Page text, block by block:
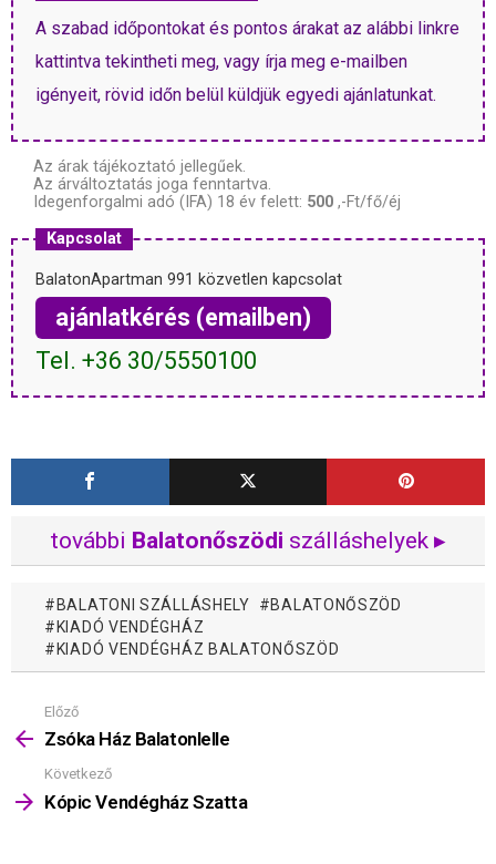
A szabad időpontokat és pontos árakat az alábbi linkre
kattintva tekintheti meg, vagy írja meg e-mailben
igényeit, rövid időn belül küldjük egyedi ajánlatunkat.
Az árak tájékoztató jellegűek.
Az árváltoztatás joga fenntartva.
Idegenforgalmi adó (IFA) 18 év felett: 500 ,-Ft/fő/éj
Kapcsolat
BalatonApartman 991 közvetlen kapcsolat
ajánlatkérés (emailben)
Tel. +36 30/5550100
további Balatonőszödi szálláshelyek ▸
BALATONI SZÁLLÁSHELY
BALATONŐSZÖD
KIADÓ VENDÉGHÁZ
KIADÓ VENDÉGHÁZ BALATONŐSZÖD
Mutass
többet
Előző
Zsóka Ház Balatonlelle
Következő
Kópic Vendégház Szatta